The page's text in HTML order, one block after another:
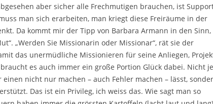
aber sicher alle Frechmutigen brauchen, ist
man sich erarbeiten, man kriegt diese Freiräume in der
Da kommt mir der Tipp von Barbara Armann in den Sinn,
„Werden Sie Missionarin oder Missionar“, rät sie der
das unermüdliche Missionieren für seine Anliegen,
es auch immer ein große Portion Glück dabei. Nicht
nicht nur machen – auch Fehler machen – lässt,
Das ist ein Privileg, ich weiss das. Wie sagt man so